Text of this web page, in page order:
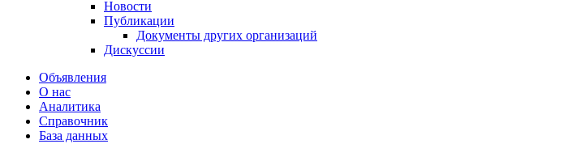
Новости
Публикации
Документы других организаций
Дискуссии
Объявления
О нас
Аналитика
Справочник
База данных